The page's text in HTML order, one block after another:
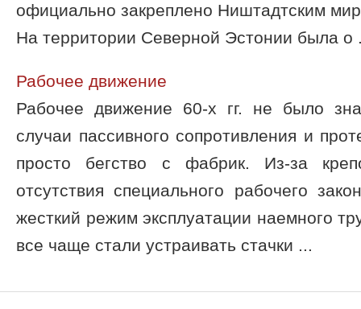
официально закреплено Ништадтским
На территории Северной Эстонии была о
Рабочее движение
Рабочее движение 60-х гг. не было
случаи пассивного сопротивления и
просто бегство с фабрик. Из-за
отсутствия специального рабочего
жесткий режим эксплуатации наемного
все чаще стали устраивать стачки ...